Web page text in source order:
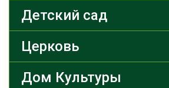
Детский сад
Церковь
Дом Культуры